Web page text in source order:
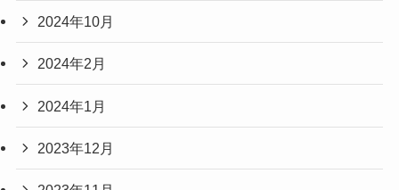
2024年10月
2024年2月
2024年1月
2023年12月